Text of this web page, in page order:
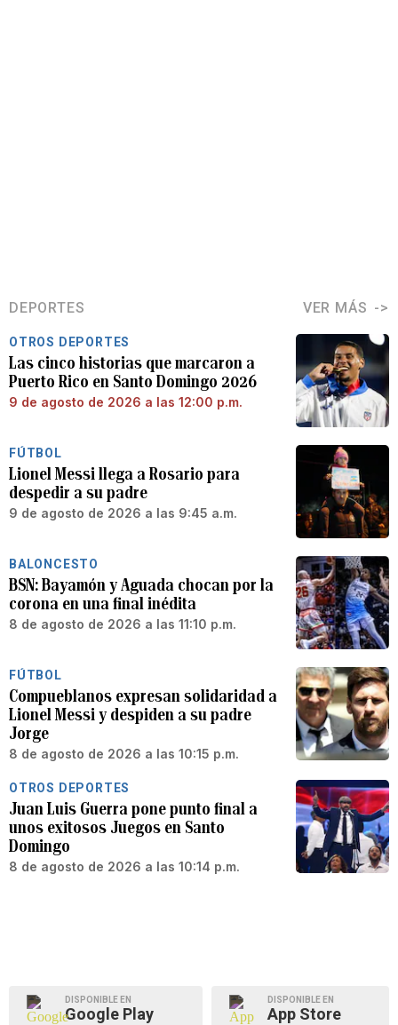
DEPORTES VER MÁS
OTROS DEPORTES
Las cinco historias que marcaron a
Puerto Rico en Santo Domingo 2026
9 de agosto de 2026 a las 12:00 p.m.
FÚTBOL
Lionel Messi llega a Rosario para
despedir a su padre
9 de agosto de 2026 a las 9:45 a.m.
BALONCESTO
BSN: Bayamón y Aguada chocan por la
corona en una final inédita
8 de agosto de 2026 a las 11:10 p.m.
FÚTBOL
Compueblanos expresan solidaridad a
Lionel Messi y despiden a su padre
Jorge
8 de agosto de 2026 a las 10:15 p.m.
OTROS DEPORTES
Juan Luis Guerra pone punto final a
unos exitosos Juegos en Santo
Domingo
8 de agosto de 2026 a las 10:14 p.m.
DISPONIBLE EN
Google Play
DISPONIBLE EN
App Store